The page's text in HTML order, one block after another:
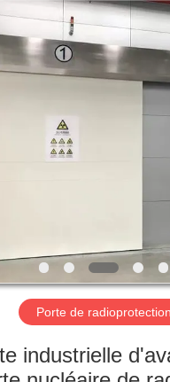
Porte de radioprotection
industrielle